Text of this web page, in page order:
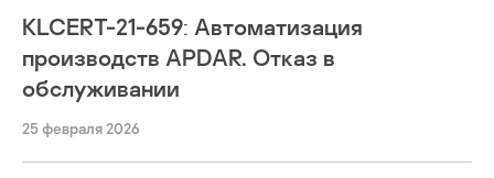
KLCERT-21-659: Автоматизация
производств APDAR. Отказ в
обслуживании
25 февраля 2026